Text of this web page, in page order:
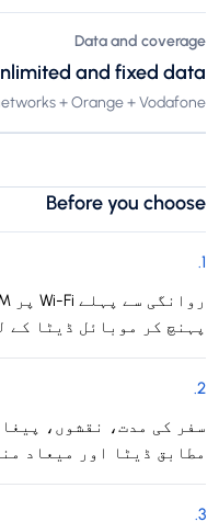
Data and coverage
and fixed data
+ Orange + Vodafone +
Before you choose
1
.
پہنچ کر موبائل ڈیٹا کے
2
.
سفر کی مدت، نقشوں،
مطابق ڈیٹا اور میعاد
3
.